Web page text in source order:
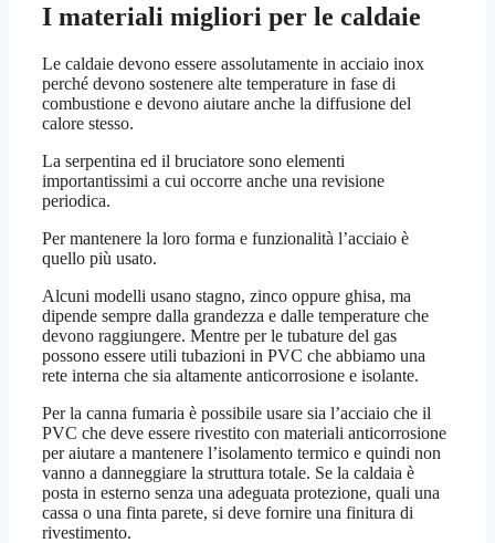
I materiali migliori per le caldaie
Le caldaie devono essere assolutamente in acciaio inox
perché devono sostenere alte temperature in fase di
combustione e devono aiutare anche la diffusione del
calore stesso.
La serpentina ed il bruciatore sono elementi
importantissimi a cui occorre anche una revisione
periodica.
Per mantenere la loro forma e funzionalità l’acciaio è
quello più usato.
Alcuni modelli usano stagno, zinco oppure ghisa, ma
dipende sempre dalla grandezza e dalle temperature che
devono raggiungere. Mentre per le tubature del gas
possono essere utili tubazioni in PVC che abbiamo una
rete interna che sia altamente anticorrosione e isolante.
Per la canna fumaria è possibile usare sia l’acciaio che il
PVC che deve essere rivestito con materiali anticorrosione
per aiutare a mantenere l’isolamento termico e quindi non
vanno a danneggiare la struttura totale. Se la caldaia è
posta in esterno senza una adeguata protezione, quali una
cassa o una finta parete, si deve fornire una finitura di
rivestimento.